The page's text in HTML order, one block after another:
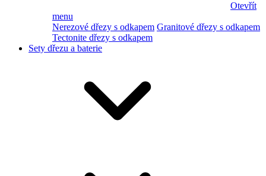
Otevřít
menu
Nerezové dřezy s odkapem Granitové dřezy s odkapem
Tectonite dřezy s odkapem
Sety dřezu a baterie